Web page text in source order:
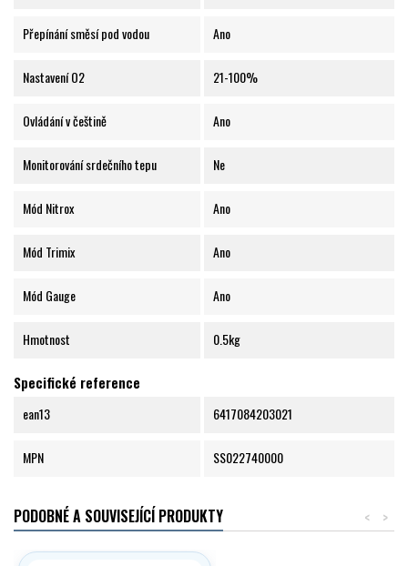
Přepínání směsí pod vodou Ano
Nastavení O2 21-100%
Ovládání v češtině Ano
Monitorování srdečního tepu Ne
Mód Nitrox Ano
Mód Trimix Ano
Mód Gauge Ano
Hmotnost 0.5kg
Specifické reference
ean13 6417084203021
MPN SS022740000
PODOBNÉ A SOUVISEJÍCÍ PRODUKTY >
<